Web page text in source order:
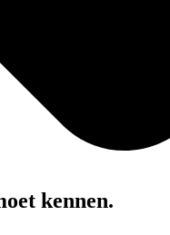
kennen.